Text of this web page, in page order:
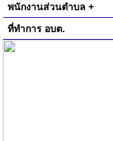
พนักงานส่วนตำบล +
ที่ทำการ อบต.